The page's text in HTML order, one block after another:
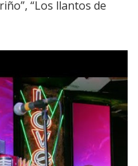
“Los llantos de